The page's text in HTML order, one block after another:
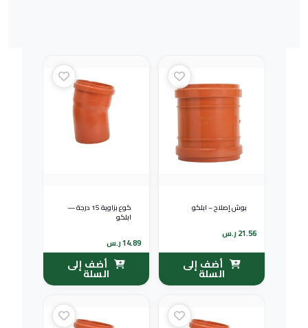
بوش إصلاح – ابلكو
21.56ر.س
أضف إلى
السلة
كوع بزاوية 15 درجة —
ابلكو
14.89ر.س
أضف إلى
السلة